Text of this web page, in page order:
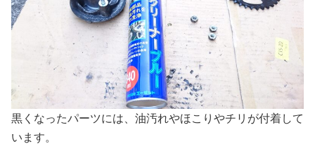
黒くなったパーツには、油汚れやほこりやチリが付着して
います。